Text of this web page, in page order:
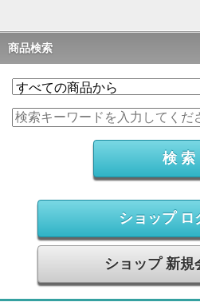
商品検索
ショップ ロ
ショップ 新規